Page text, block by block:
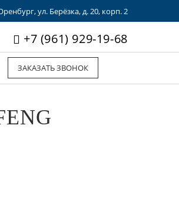
ул. Берёзка, д. 20, корп. 2
+7 (961) 929-19-68
ЗАКАЗАТЬ ЗВОНОК